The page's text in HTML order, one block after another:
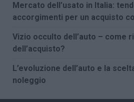
Mercato dell’usato in Italia:
accorgimenti per un acquisto
Vizio occulto dell’auto – come
dell’acquisto?
L’evoluzione dell’auto e la
noleggio